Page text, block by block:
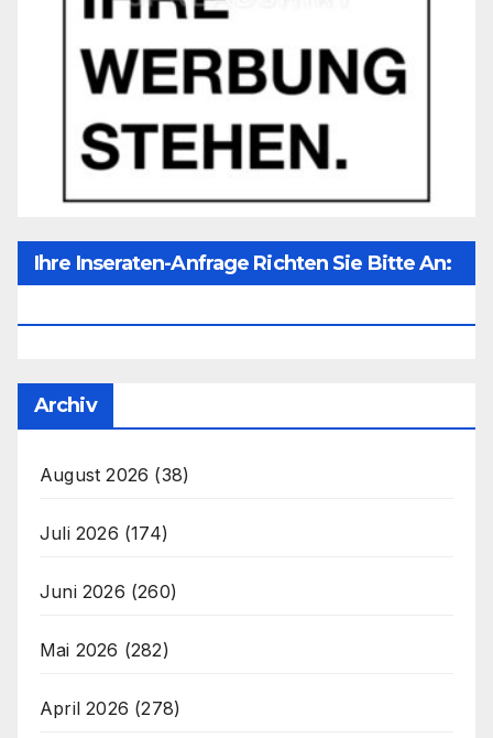
Ihre Inseraten-Anfrage Richten Sie Bitte An:
Archiv
August 2026 (38)
Juli 2026 (174)
Juni 2026 (260)
Mai 2026 (282)
April 2026 (278)